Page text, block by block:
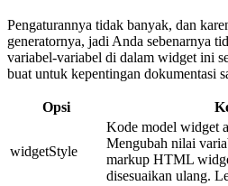
Pengaturannya tidak banyak, dan
generatornya, jadi Anda sebenarnya
variabel-variabel di dalam widget ini
buat untuk kepentingan dokumentasi
Opsi
widgetStyle
Kode model widget
Mengubah nilai
markup HTML
disesuaikan ulang.